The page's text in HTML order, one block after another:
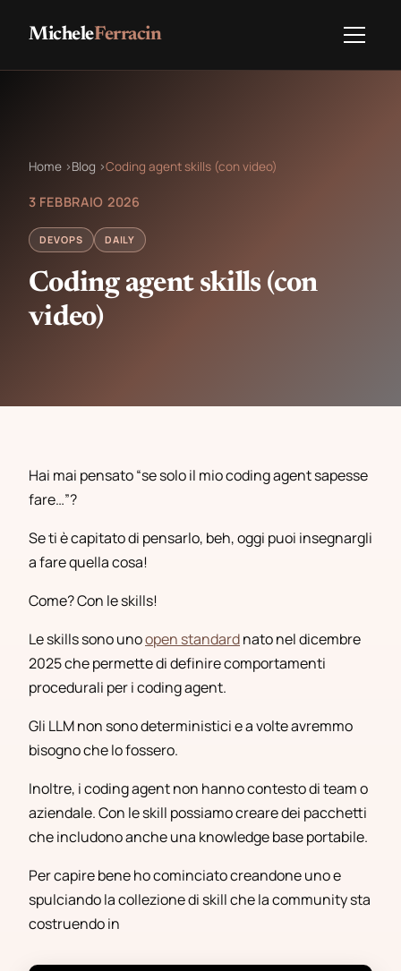
MicheleFerracin
Home ›Blog ›Coding agent skills (con video)
3 FEBBRAIO 2026
DEVOPS DAILY
Coding agent skills (con
video)
Hai mai pensato “se solo il mio coding agent sapesse
fare…”?
Se ti è capitato di pensarlo, beh, oggi puoi insegnargli
a fare quella cosa!
Come? Con le skills!
Le skills sono unoopen standardnato nel dicembre
2025 che permette di definire comportamenti
procedurali per i coding agent.
Gli LLM non sono deterministici e a volte avremmo
bisogno che lo fossero.
Inoltre, i coding agent non hanno contesto di team o
aziendale. Con le skill possiamo creare dei pacchetti
che includono anche una knowledge base portabile.
Per capire bene ho cominciato creandone uno e
spulciando la collezione di skill che la community sta
costruendo in